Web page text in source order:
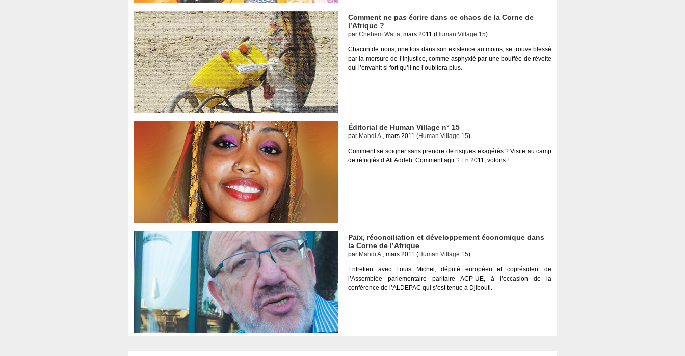
Comment ne pas écrire dans ce chaos de la Corne de
l’Afrique ?
par Chehem Watta, mars 2011 (Human Village 15).
Chacun de nous, une fois dans son existence au moins, se trouve blessé
par la morsure de l’injustice, comme asphyxié par une bouffée de révolte
qui l’envahit si fort qu’il ne l’oubliera plus.
Éditorial de Human Village n° 15
par Mahdi A., mars 2011 (Human Village 15).
Comment se soigner sans prendre de risques exagérés ? Visite au camp
de réfugiés d’Ali Addeh. Comment agir ? En 2011, votons !
Paix, réconciliation et développement économique dans
la Corne de l’Afrique
par Mahdi A., mars 2011 (Human Village 15).
Entretien avec Louis Michel, député européen et coprésident de
l’Assemblée parlementaire paritaire ACP-UE, à l’occasion de la
conférence de l’ALDEPAC qui s’est tenue à Djibouti.